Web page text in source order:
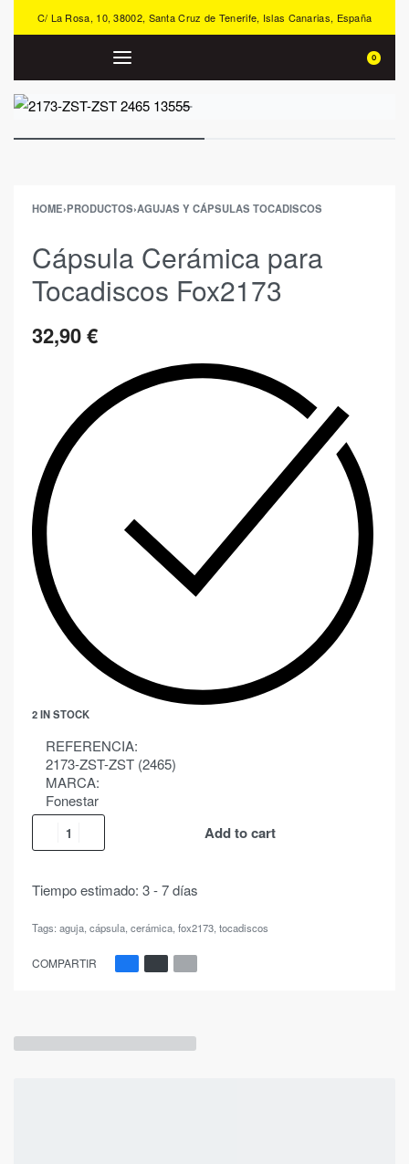
C/ La Rosa, 10, 38002, Santa Cruz de Tenerife, Islas Canarias, España
0
HOME›PRODUCTOS›AGUJAS Y CÁPSULAS TOCADISCOS
Cápsula Cerámica para
Tocadiscos Fox2173
32,90€
2 IN STOCK
REFERENCIA:
2173-ZST-ZST (2465)
MARCA:
Fonestar
Add to cart
Tiempo estimado: 3 - 7 días
Tags: aguja cápsula cerámica fox2173 tocadiscos
COMPARTIR